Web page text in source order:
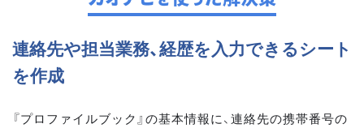
連絡先や担当業務、経歴を入力できるシート
を作成
『プロファイルブック』の基本情報に、連絡先の携帯番号の